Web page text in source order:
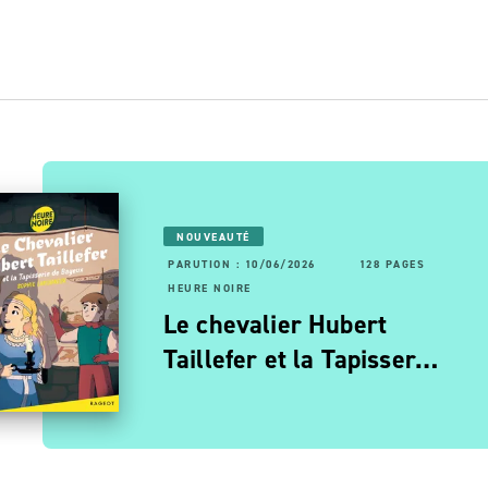
PAGES: 06/11/2025
NOIRE
d'enfer
NOUVEAUTÉ
PARUTION : 10/06/2026
128 PAGES
HEURE NOIRE
Le chevalier Hubert
Taillefer et la Tapisser…